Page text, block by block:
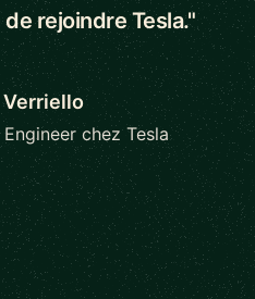
rejoindre Tesla."
chez Tesla